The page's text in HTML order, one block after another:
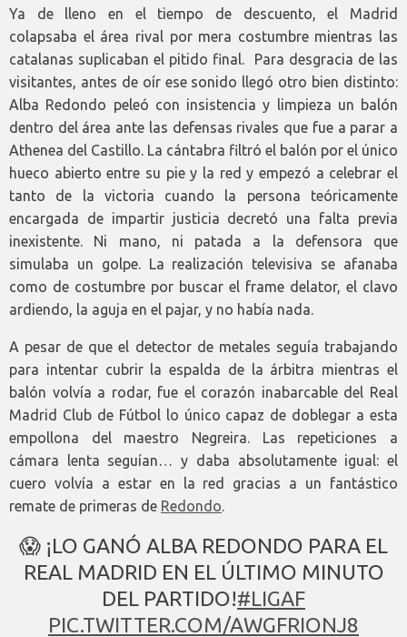
Ya de lleno en el tiempo de descuento, el Madrid
colapsaba el área rival por mera costumbre mientras las
catalanas suplicaban el pitido final. Para desgracia de las
visitantes, antes de oír ese sonido llegó otro bien distinto:
Alba Redondo peleó con insistencia y limpieza un balón
dentro del área ante las defensas rivales que fue a parar a
Athenea del Castillo. La cántabra filtró el balón por el único
hueco abierto entre su pie y la red y empezó a celebrar el
tanto de la victoria cuando la persona teóricamente
encargada de impartir justicia decretó una falta previa
inexistente. Ni mano, ni patada a la defensora que
simulaba un golpe. La realización televisiva se afanaba
como de costumbre por buscar el frame delator, el clavo
ardiendo, la aguja en el pajar, y no había nada.
A pesar de que el detector de metales seguía trabajando
para intentar cubrir la espalda de la árbitra mientras el
balón volvía a rodar, fue el corazón inabarcable del Real
Madrid Club de Fútbol lo único capaz de doblegar a esta
empollona del maestro Negreira. Las repeticiones a
cámara lenta seguían… y daba absolutamente igual: el
cuero volvía a estar en la red gracias a un fantástico
remate de primeras de Redondo.
😱 ¡LO GANÓ ALBA REDONDO PARA EL
REAL MADRID EN EL ÚLTIMO MINUTO
DEL PARTIDO!#LIGAF
PIC.TWITTER.COM/AWGFRIONJ8